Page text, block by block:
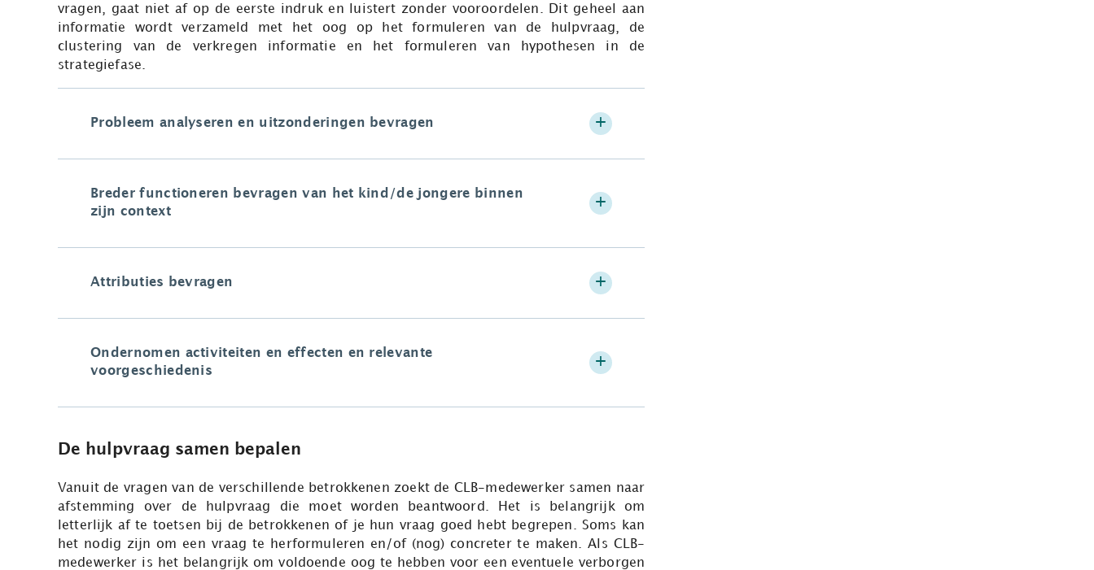
vragen, gaat niet af op de eerste indruk en luistert zonder vooroordelen. Dit geheel aan
informatie wordt verzameld met het oog op het formuleren van de hulpvraag, de
clustering van de verkregen informatie en het formuleren van hypothesen in de
strategiefase.
Probleem analyseren en uitzonderingen bevragen
Breder functioneren bevragen van het kind/de jongere binnen
zijn context
Attributies bevragen
Ondernomen activiteiten en effecten en relevante
voorgeschiedenis
De hulpvraag samen bepalen
Vanuit de vragen van de verschillende betrokkenen zoekt de CLB-medewerker samen naar
afstemming over de hulpvraag die moet worden beantwoord. Het is belangrijk om
letterlijk af te toetsen bij de betrokkenen of je hun vraag goed hebt begrepen. Soms kan
het nodig zijn om een vraag te herformuleren en/of (nog) concreter te maken. Als CLB-
medewerker is het belangrijk om voldoende oog te hebben voor een eventuele verborgen